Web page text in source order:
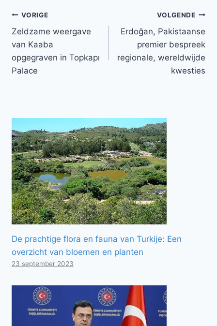
Bericht
navigatie
VORIGE
Zeldzame weergave
van Kaaba
opgegraven in Topkapı
Palace
VOLGENDE
Erdoğan, Pakistaanse
premier bespreek
regionale, wereldwijde
kwesties
De prachtige flora en fauna van Turkije: Een
overzicht van bloemen en planten
23 september 2023